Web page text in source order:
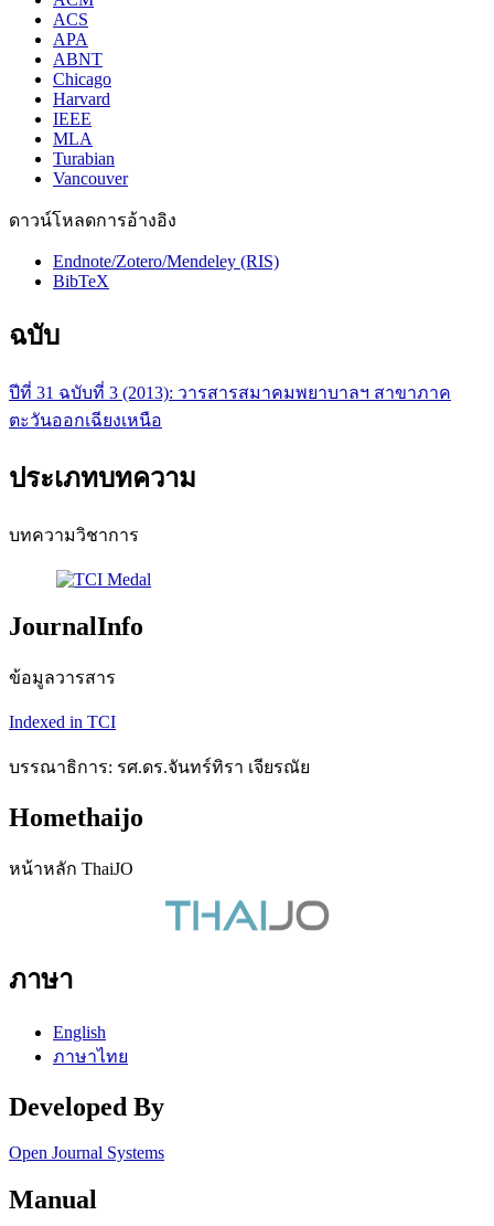
ACS
APA
ABNT
Chicago
Harvard
IEEE
MLA
Turabian
Vancouver
ดาวน์โหลดการอ้างอิง
Endnote/Zotero/Mendeley (RIS)
BibTeX
ฉบับ
ปีที่ 31 ฉบับที่ 3 (2013): วารสารสมาคมพยาบาลฯ สาขาภาค
ตะวันออกเฉียงเหนือ
ประเภทบทความ
บทความวิชาการ
JournalInfo
ข้อมูลวารสาร
Indexed in TCI
บรรณาธิการ: รศ.ดร.จันทร์ทิรา เจียรณัย
Homethaijo
หน้าหลัก ThaiJO
ภาษา
English
ภาษาไทย
Developed By
Open Journal Systems
Manual